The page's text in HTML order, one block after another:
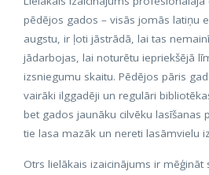
pēdējos gados – visās jomās latiņu
augstu, ir ļoti jāstrādā, lai tas
jādarbojas, lai noturētu iepriekšējā
izsniegumu skaitu. Pēdējos pāris
vairāki ilggadēji un regulāri
bet gados jaunāku cilvēku lasīšanas
tie lasa mazāk un nereti lasāmvielu
Otrs lielākais izaicinājums ir mēģināt